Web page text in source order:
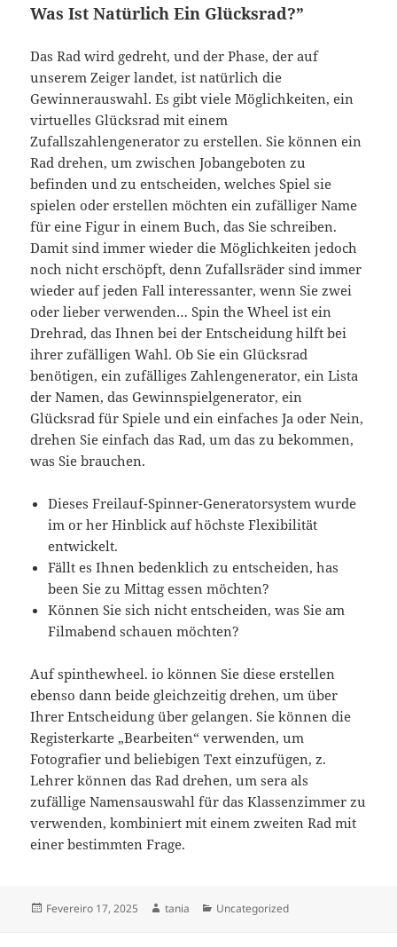
Was Ist Natürlich Ein Glücksrad?”
Das Rad wird gedreht, und der Phase, der auf
unserem Zeiger landet, ist natürlich die
Gewinnerauswahl. Es gibt viele Möglichkeiten, ein
virtuelles Glücksrad mit einem
Zufallszahlengenerator zu erstellen. Sie können ein
Rad drehen, um zwischen Jobangeboten zu
befinden und zu entscheiden, welches Spiel sie
spielen oder erstellen möchten ein zufälliger Name
für eine Figur in einem Buch, das Sie schreiben.
Damit sind immer wieder die Möglichkeiten jedoch
noch nicht erschöpft, denn Zufallsräder sind immer
wieder auf jeden Fall interessanter, wenn Sie zwei
oder lieber verwenden… Spin the Wheel ist ein
Drehrad, das Ihnen bei der Entscheidung hilft bei
ihrer zufälligen Wahl. Ob Sie ein Glücksrad
benötigen, ein zufälliges Zahlengenerator, ein Lista
der Namen, das Gewinnspielgenerator, ein
Glücksrad für Spiele und ein einfaches Ja oder Nein,
drehen Sie einfach das Rad, um das zu bekommen,
was Sie brauchen.
Dieses Freilauf-Spinner-Generatorsystem wurde
im or her Hinblick auf höchste Flexibilität
entwickelt.
Fällt es Ihnen bedenklich zu entscheiden, has
been Sie zu Mittag essen möchten?
Können Sie sich nicht entscheiden, was Sie am
Filmabend schauen möchten?
Auf spinthewheel. io können Sie diese erstellen
ebenso dann beide gleichzeitig drehen, um über
Ihrer Entscheidung über gelangen. Sie können die
Registerkarte „Bearbeiten“ verwenden, um
Fotografier und beliebigen Text einzufügen, z.
Lehrer können das Rad drehen, um sera als
zufällige Namensauswahl für das Klassenzimmer zu
verwenden, kombiniert mit einem zweiten Rad mit
einer bestimmten Frage.
Fevereiro 17, 2025 tania Uncategorized